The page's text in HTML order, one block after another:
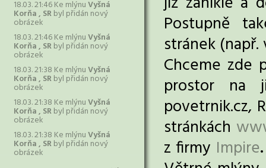
18.03. 21:46 Ke mlýnuVyšná
Korňa , SRbyl přidán nový
obrázek
18.03. 21:46 Ke mlýnuVyšná
Korňa , SRbyl přidán nový
obrázek
18.03. 21:38 Ke mlýnuVyšná
Korňa , SRbyl přidán nový
obrázek
18.03. 21:38 Ke mlýnuVyšná
Korňa , SRbyl přidán nový
obrázek
18.03. 21:38 Ke mlýnuVyšná
Korňa , SRbyl přidán nový
obrázek
Postupně
stránek
Chceme zde
prostor na
povetrnik.cz,
stránkách
z firmy Impire.